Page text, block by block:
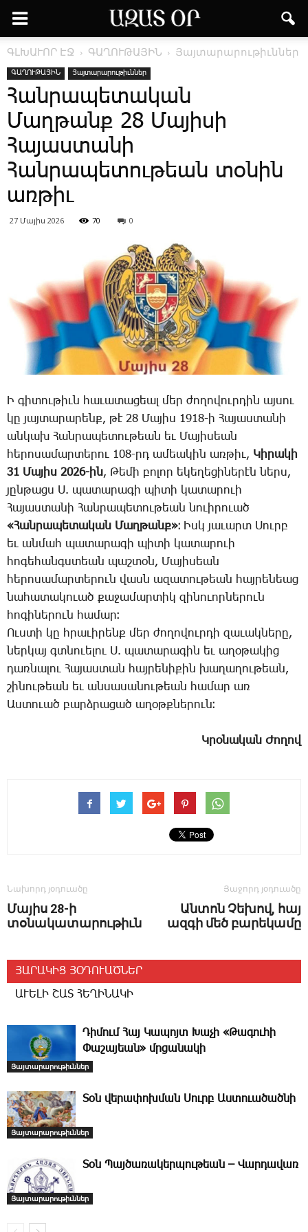
ԳԼԽԱՒՈՐ ԷՋ ԳԱՂՈՒԹԱՅԻՆ Յայտարարութիւններ
ԳԱՂՈՒԹԱՅԻՆ Յայտարարութիւններ
­Հանրապետական
Մաղթանք 28 Մայիսի
Հայաստանի
Հանրապետութեան տօնին
առթիւ
27 Մայիս 2026 70 0
Ի գի­տու­թիւն հա­ւա­տա­ցեալ մեր ժո­ղո­վուր­դին այ­սու
կը յայ­տա­րա­րենք, թէ 28 ­Մա­յիս 1918-ի ­Հա­յաս­տա­նի
ան­կախ ­Հան­րա­պե­տու­թեան եւ ­Մա­յի­սեան
հե­րո­սա­մար­տե­րու 108-րդ­ ա­մեա­կին առ­թիւ, ­ Կի­րա­կի
31 ­Մա­յիս 2026-ին, ­Թե­մի բո­լոր ե­կե­ղե­ցի­նե­րէն ներս,
յըն­թացս Ս. պա­տա­րա­գի պի­տի կա­տա­րո­ւի
­Հա­յաստա­նի ­Հան­րա­պե­տու­թեան նո­ւի­րո­ւած
«­Հան­րա­պե­տա­կան ­Մաղ­թանք»։ Իսկ յա­ւարտ ­Սուրբ
եւ ան­մահ պա­տա­րա­գի պի­տի կա­տա­րո­ւի
հո­գե­հանգս­տեան պաշ­տօն, ­Մա­յի­սեան
հե­րո­սա­մար­տե­րուն վասն ա­զա­տու­թեան հայ­րե­նեաց
նահա­տա­կո­ւած քա­ջա­մար­տիկ զի­նո­ւոր­նե­րուն
հո­գի­նե­րուն հա­մար։
Ուս­տի կը հրա­ւի­րենք մեր ժո­ղո­վուր­դի զա­ւակ­նե­րը,
ներ­կայ գտնո­ւե­լու Ս. պա­տա­րա­գին եւ ա­ղօ­թա­կից
դառ­նա­լու ­Հա­յաս­տան հայ­րե­նի­քին խա­ղա­ղութեան,
շի­նու­թեան եւ ան­սա­սա­նու­թեան հա­մար առ
Աս­տո­ւած բարձ­րա­ցած ա­ղօթք­նե­րուն։
Կ­րօ­նա­կան ­Ժո­ղով
Նախորդ յօդուածը
Մայիս 28-ի
տօնակատարութիւն
Յաջորդ յօդուածը
Ան­տոն ­Չե­խով, հայ
ազ­գի մեծ բա­րե­կա­մը
ՅԱՐԱԿԻՑ ՅՕԴՈՒԱԾՆԵՐ
ԱՒԵԼԻ ՇԱՏ ՀԵՂԻՆԱԿԻ
Յայտարարութիւններ
­Դի­մում ­Հայ Կապոյտ Խաչի «Թագուհի
Փաշայեան» մրցանակի
Յայտարարութիւններ
­Տօն վերափոխման Սուրբ Աստուածածնի
Յայտարարութիւններ
­Տօն Պայծառակերպութեան – Վարդավառ